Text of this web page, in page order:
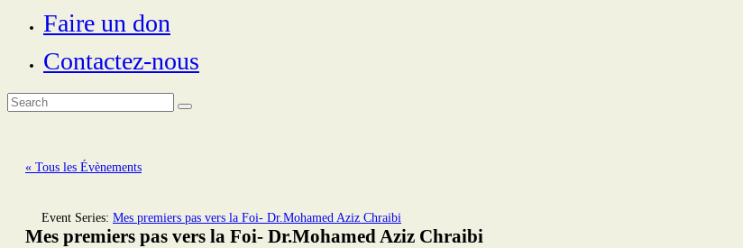
Faire un don
Contactez-nous
« Tous les Évènements
Event Series: Mes premiers pas vers la Foi- Dr.Mohamed Aziz Chraibi
Mes premiers pas vers la Foi- Dr.Mohamed Aziz Chraibi